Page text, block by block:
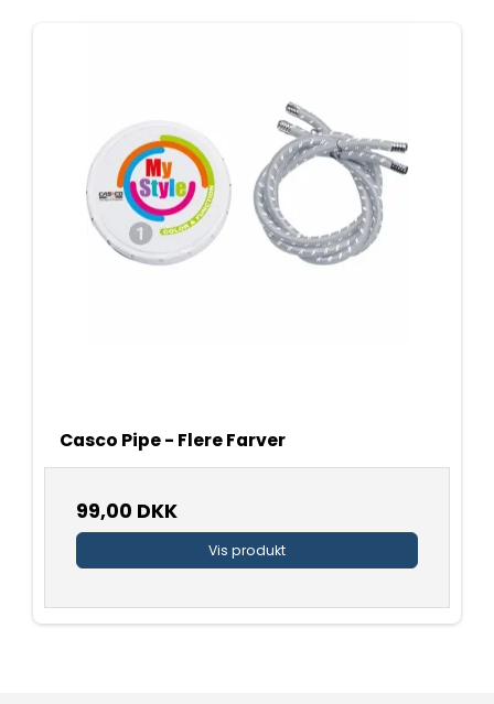
Casco Pipe - Flere Farver
99,00 DKK
Vis produkt